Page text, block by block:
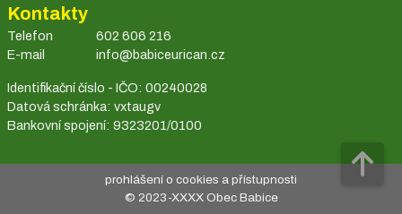
Kontakty
Telefon
E-mail
602 606 216
info@babiceurican.cz
Identifikační číslo - IČO: 00240028
Datová schránka: vxtaugv
Bankovní spojení: 9323201/0100
prohlášení o cookies a přístupnosti
© 2023-XXXXObec Babice